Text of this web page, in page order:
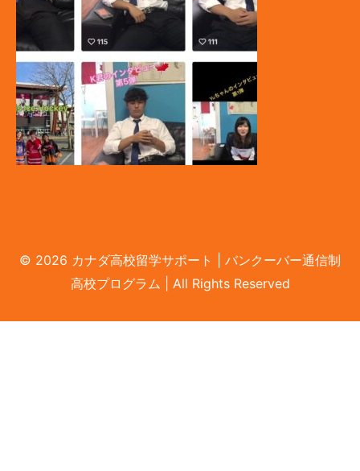
© 2026 カナダ高校留学サポート | バンクーバー通信制
高校プログラム | All Rights Reserved
LINEで無料相談